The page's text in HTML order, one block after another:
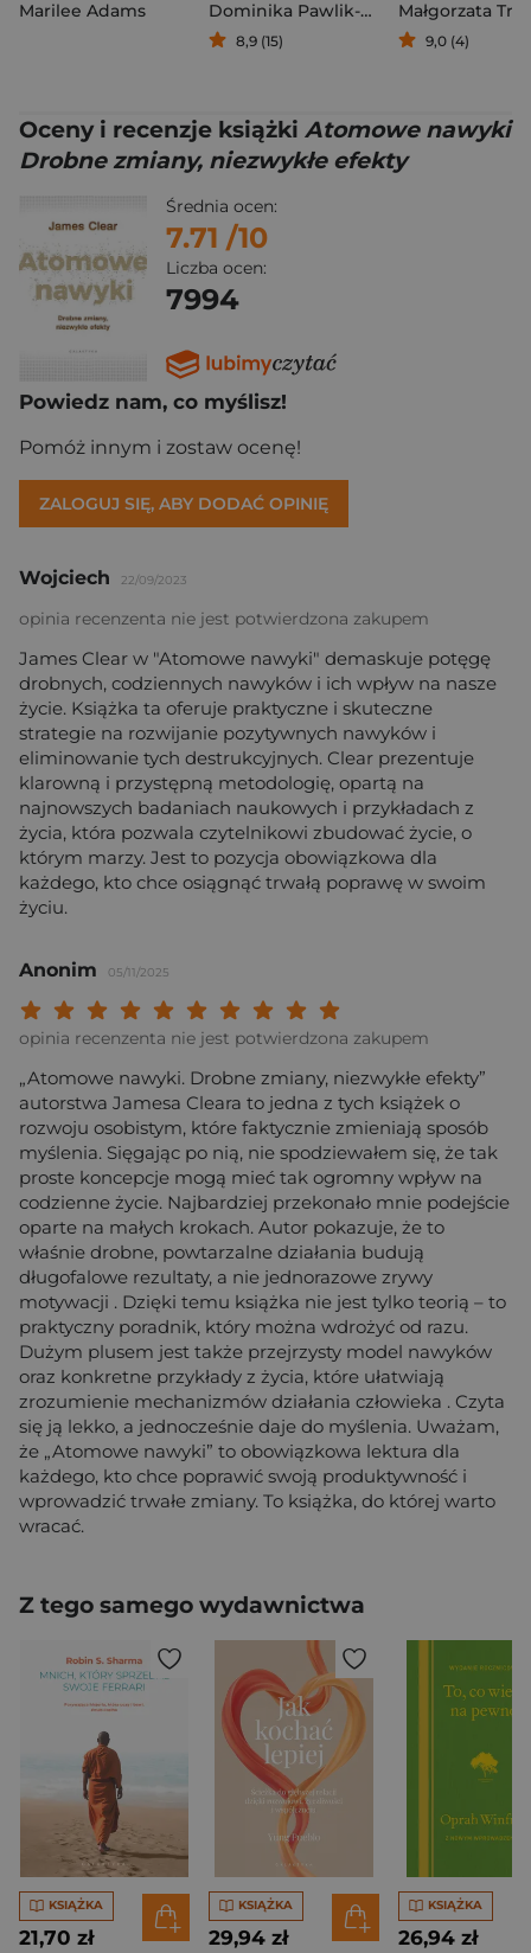
Marilee Adams Dominika Pawlik-Pyda
8,9 (15) 9,0 (4)
Oceny i recenzje książki Atomowe nawyki
Drobne zmiany, niezwykłe efekty
Średnia ocen:
7.71 /10
Liczba ocen:
7994
Powiedz nam, co myślisz!
Pomóż innym i zostaw ocenę!
ZALOGUJ SIĘ, ABY DODAĆ OPINIĘ
Wojciech 22/09/2023
opinia recenzenta nie jest potwierdzona zakupem
James Clear w "Atomowe nawyki" demaskuje potęgę
drobnych, codziennych nawyków i ich wpływ na nasze
życie. Książka ta oferuje praktyczne i skuteczne
strategie na rozwijanie pozytywnych nawyków i
eliminowanie tych destrukcyjnych. Clear prezentuje
klarowną i przystępną metodologię, opartą na
najnowszych badaniach naukowych i przykładach z
życia, która pozwala czytelnikowi zbudować życie, o
którym marzy. Jest to pozycja obowiązkowa dla
każdego, kto chce osiągnąć trwałą poprawę w swoim
życiu.
Anonim 05/11/2025
Twoja ocena:
Twoja ocena: Wybitna 9/
Twoja ocena: Rewelacyjna 8/
Twoja ocena: Bardzo dobra 7/10"
Twoja ocena: Dobra 6/10"
Twoja ocena: Przeciętna 5/10"
Twoja ocena: Może być 4/10"
Twoja ocena: Słaba 3/10"
Twoja ocena: Bardzo słaba 2/10"
Twoja ocena: Beznadziejna 1/10"
opinia recenzenta nie jest potwierdzona zakupem
„Atomowe nawyki. Drobne zmiany, niezwykłe efekty”
autorstwa Jamesa Cleara to jedna z tych książek o
rozwoju osobistym, które faktycznie zmieniają sposób
myślenia. Sięgając po nią, nie spodziewałem się, że tak
proste koncepcje mogą mieć tak ogromny wpływ na
codzienne życie. Najbardziej przekonało mnie podejście
oparte na małych krokach. Autor pokazuje, że to
właśnie drobne, powtarzalne działania budują
długofalowe rezultaty, a nie jednorazowe zrywy
motywacji . Dzięki temu książka nie jest tylko teorią – to
praktyczny poradnik, który można wdrożyć od razu.
Dużym plusem jest także przejrzysty model nawyków
oraz konkretne przykłady z życia, które ułatwiają
zrozumienie mechanizmów działania człowieka . Czyta
się ją lekko, a jednocześnie daje do myślenia. Uważam,
że „Atomowe nawyki” to obowiązkowa lektura dla
każdego, kto chce poprawić swoją produktywność i
wprowadzić trwałe zmiany. To książka, do której warto
wracać.
Z tego samego wydawnictwa
KSIĄŻKA
21,70 zł
KSIĄŻKA
29,94 zł
KSIĄŻKA
26,94 zł